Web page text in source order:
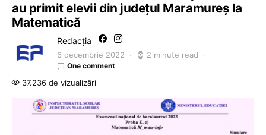
au primit elevii din județul Maramureș la
Matematică
Redacția
6 decembrie 2022 2 minute read
One comment
37.236 de vizualizări